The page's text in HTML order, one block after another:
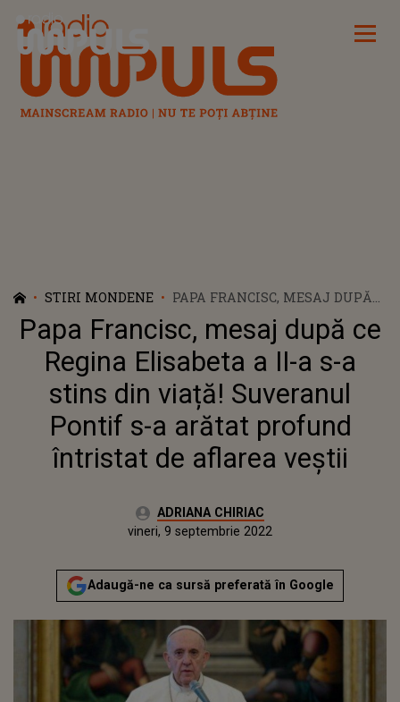
Radio Impuls
STIRI MONDENE
PAPA FRANCISC, MESAJ DUPĂ
CE REGINA ELISABETA A II-A S-
A STINS DIN VIAȚĂ!
SUVERANUL PONTIF S-A
ARĂTAT PROFUND ÎNTRISTAT
DE AFLAREA VEȘTII
Papa Francisc, mesaj după ce
Regina Elisabeta a II-a s-a
stins din viață! Suveranul
Pontif s-a arătat profund
întristat de aflarea veștii
Autor:ADRIANA CHIRIAC
vineri, 9 septembrie 2022Actualizat:
vineri, 9 septembrie 2022
Adaugă-ne ca sursă preferată în Google